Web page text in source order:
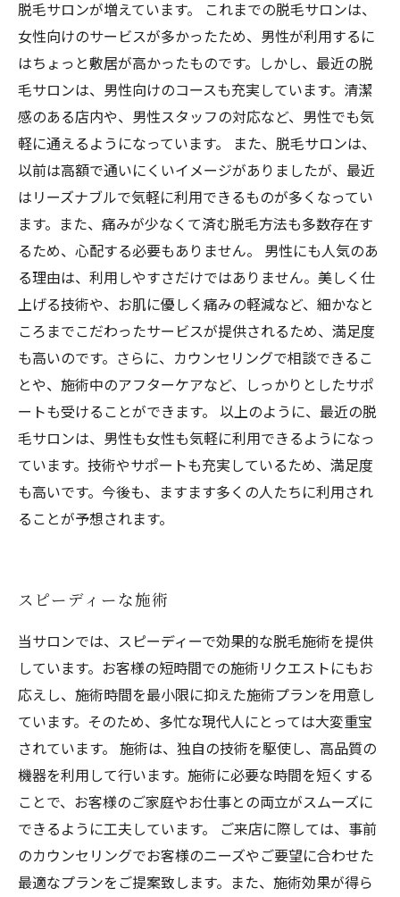
脱毛サロンが増えています。 これまでの脱毛サロンは、
女性向けのサービスが多かったため、男性が利用するに
はちょっと敷居が高かったものです。しかし、最近の脱
毛サロンは、男性向けのコースも充実しています。清潔
感のある店内や、男性スタッフの対応など、男性でも気
軽に通えるようになっています。 また、脱毛サロンは、
以前は高額で通いにくいイメージがありましたが、最近
はリーズナブルで気軽に利用できるものが多くなってい
ます。また、痛みが少なくて済む脱毛方法も多数存在す
るため、心配する必要もありません。 男性にも人気のあ
る理由は、利用しやすさだけではありません。美しく仕
上げる技術や、お肌に優しく痛みの軽減など、細かなと
ころまでこだわったサービスが提供されるため、満足度
も高いのです。さらに、カウンセリングで相談できるこ
とや、施術中のアフターケアなど、しっかりとしたサポ
ートも受けることができます。 以上のように、最近の脱
毛サロンは、男性も女性も気軽に利用できるようになっ
ています。技術やサポートも充実しているため、満足度
も高いです。今後も、ますます多くの人たちに利用され
ることが予想されます。
スピーディーな施術
当サロンでは、スピーディーで効果的な脱毛施術を提供
しています。お客様の短時間での施術リクエストにもお
応えし、施術時間を最小限に抑えた施術プランを用意し
ています。そのため、多忙な現代人にとっては大変重宝
されています。 施術は、独自の技術を駆使し、高品質の
機器を利用して行います。施術に必要な時間を短くする
ことで、お客様のご家庭やお仕事との両立がスムーズに
できるように工夫しています。 ご来店に際しては、事前
のカウンセリングでお客様のニーズやご要望に合わせた
最適なプランをご提案致します。また、施術効果が得ら